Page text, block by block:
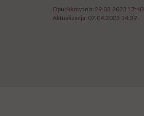
Opublikowano: 29.03.2023 17:40
Aktualizacja: 07.04.2023 14:39